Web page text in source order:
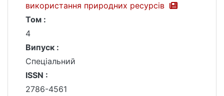
використання природних ресурсів
Том :
4
Випуск :
Спеціальний
ISSN :
2786-4561